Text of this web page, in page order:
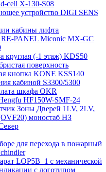
cell X-130-S08
устройство DIGI SENS
кабины лифта
RE-PANEL Miconic MX-GC
круглая (-1 этаж) KDS50
поверхность
кнопка KONE KSS140
кабиной S3300/5300
шкафа OKR
HF150W-SMF-24
Зоны Дверей 1LV, 2LV,
моностаб НЗ
для перехода в пожарный
LOP5B_1 с механической
с логотипом